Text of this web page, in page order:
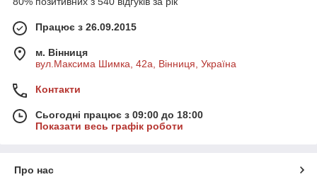
Працює з 26.09.2015
м. Вінниця
вул.Максима Шимка, 42а, Вінниця, Україна
Контакти
Сьогодні працює з 09:00 до 18:00
Показати весь графік роботи
Про нас